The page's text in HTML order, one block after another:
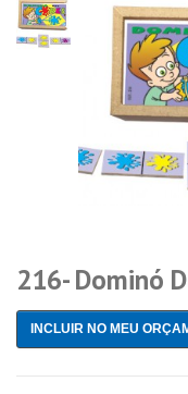
216- Dominó
INCLUIR NO MEU